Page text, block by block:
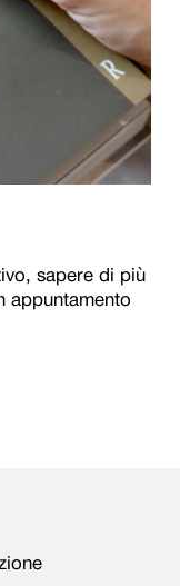
sapere di più
appuntamento